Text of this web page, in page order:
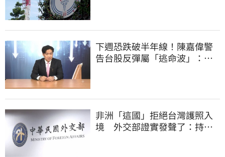
下週恐跌破半年線！陳嘉偉警
告台股反彈屬「逃命波」：空
非洲「這國」拒絕台灣護照入
境 外交部證實發聲了：持續